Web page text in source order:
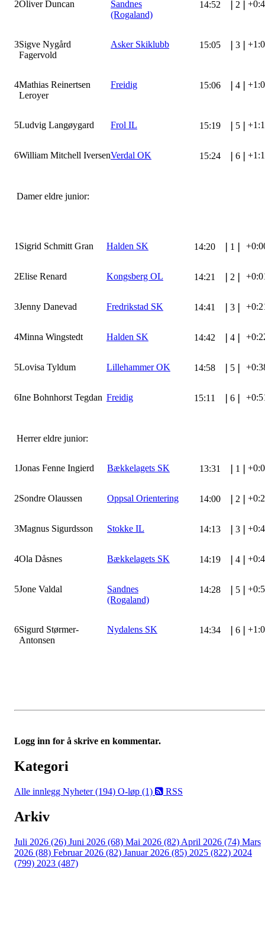
2Oliver Duncan
Sandnes
(Rogaland)
14:52 2
3Sigve Nygård
Fagervold
Asker Skiklubb 15:05 3
4Mathias Reinertsen
Leroyer
Freidig 15:06 4
5Ludvig Langøygard Frol IL 15:19 5
6William Mitchell IversenVerdal OK 15:24 6
Damer eldre junior:
1 Sigrid Schmitt Gran Halden SK 14:20 1
2Elise Renard Kongsberg OL 14:21 2
3Jenny Danevad Fredrikstad SK 14:41 3
4Minna Wingstedt Halden SK 14:42 4
5Lovisa Tyldum Lillehammer OK 14:58 5
6Ine Bohnhorst Tegdan Freidig 15:11 6
Herrer eldre junior:
1Jonas Fenne Ingierd Bækkelagets SK 13:31 1
2Sondre Olaussen Oppsal Orientering 14:00 2
3Magnus Sigurdsson Stokke IL 14:13 3
4Ola Dåsnes Bækkelagets SK 14:19 4
5Jone Valdal
Sandnes
(Rogaland)
14:28 5
6Sigurd Størmer-
Antonsen
Nydalens SK 14:34 6
Logg inn for å skrive en kommentar.
Kategori
Alle innlegg Nyheter (194) O-løp (1) RSS
Arkiv
Juli 2026 (26) Juni 2026 (68) Mai 2026 (82) April 2026 (74) Mars
2026 (88) Februar 2026 (82) Januar 2026 (85) 2025 (822) 2024
(799) 2023 (487)